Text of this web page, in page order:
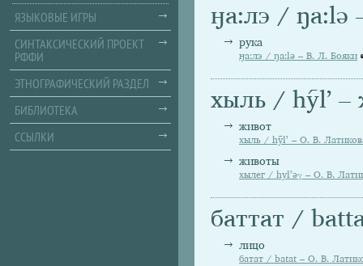
ӈа:лэ / ŋa:lә
рука
ӈа:лэ / ŋa:lә – В. Л. Бояки
хыль / hylʼ –
живот
хыль / hylʼ – О. В.
животы
хылег / hylʼəγ – О. В.
баттат /
лицо
батат / batat – О. В.
ЯЗЫКОВЫЕ ИГРЫ
СИНТАКСИЧЕСКИЙ ПРОЕКТ
РФФИ
ЭТНОГРАФИЧЕСКИЙ РАЗДЕЛ
БИБЛИОТЕКА
ССЫЛКИ